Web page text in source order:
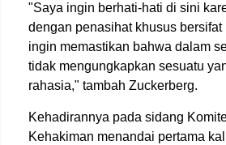
"Saya ingin berhati-hati di sini
dengan penasihat khusus bersifat
ingin memastikan bahwa dalam
tidak mengungkapkan sesuatu
rahasia," tambah Zuckerberg.
Kehadirannya pada sidang
Kehakiman menandai pertama